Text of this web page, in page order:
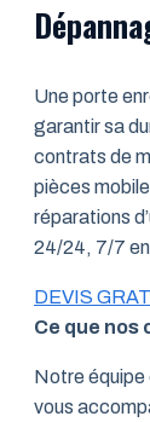
Une porte
garantir sa
contrats de
pièces
réparations
24/24, 7/7
DEVIS
Ce que nos
Notre équipe
vous